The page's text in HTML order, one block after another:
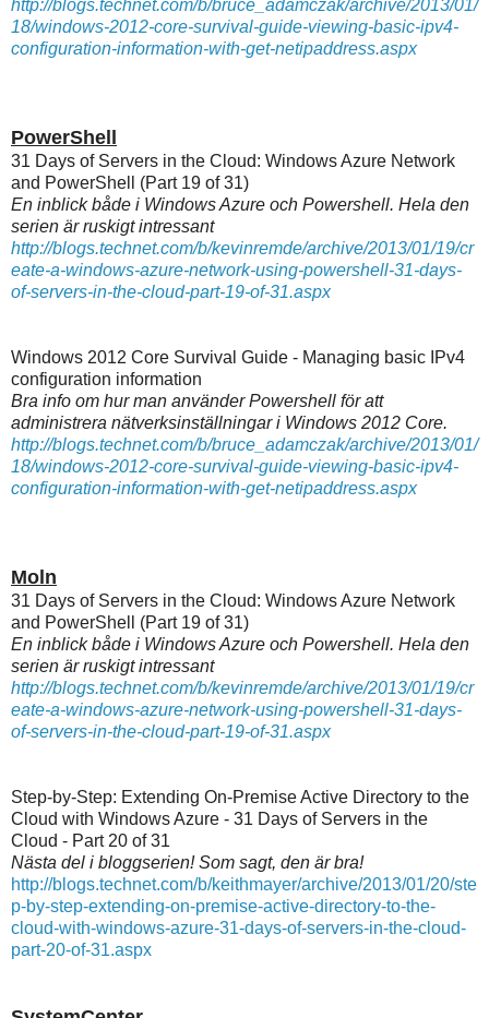
http://blogs.technet.com/b/bruce_adamczak/archive/2013/01/
18/windows-2012-core-survival-guide-viewing-basic-ipv4-
configuration-information-with-get-netipaddress.aspx
PowerShell
31 Days of Servers in the Cloud: Windows Azure Network
and PowerShell (Part 19 of 31)
En inblick både i Windows Azure och Powershell. Hela den
serien är ruskigt intressant
http://blogs.technet.com/b/kevinremde/archive/2013/01/19/cr
eate-a-windows-azure-network-using-powershell-31-days-
of-servers-in-the-cloud-part-19-of-31.aspx
Windows 2012 Core Survival Guide - Managing basic IPv4
configuration information
Bra info om hur man använder Powershell för att
administrera nätverksinställningar i Windows 2012 Core.
http://blogs.technet.com/b/bruce_adamczak/archive/2013/01/
18/windows-2012-core-survival-guide-viewing-basic-ipv4-
configuration-information-with-get-netipaddress.aspx
Moln
31 Days of Servers in the Cloud: Windows Azure Network
and PowerShell (Part 19 of 31)
En inblick både i Windows Azure och Powershell. Hela den
serien är ruskigt intressant
http://blogs.technet.com/b/kevinremde/archive/2013/01/19/cr
eate-a-windows-azure-network-using-powershell-31-days-
of-servers-in-the-cloud-part-19-of-31.aspx
Step-by-Step: Extending On-Premise Active Directory to the
Cloud with Windows Azure - 31 Days of Servers in the
Cloud - Part 20 of 31
Nästa del i bloggserien! Som sagt, den är bra!
http://blogs.technet.com/b/keithmayer/archive/2013/01/20/ste
p-by-step-extending-on-premise-active-directory-to-the-
cloud-with-windows-azure-31-days-of-servers-in-the-cloud-
part-20-of-31.aspx